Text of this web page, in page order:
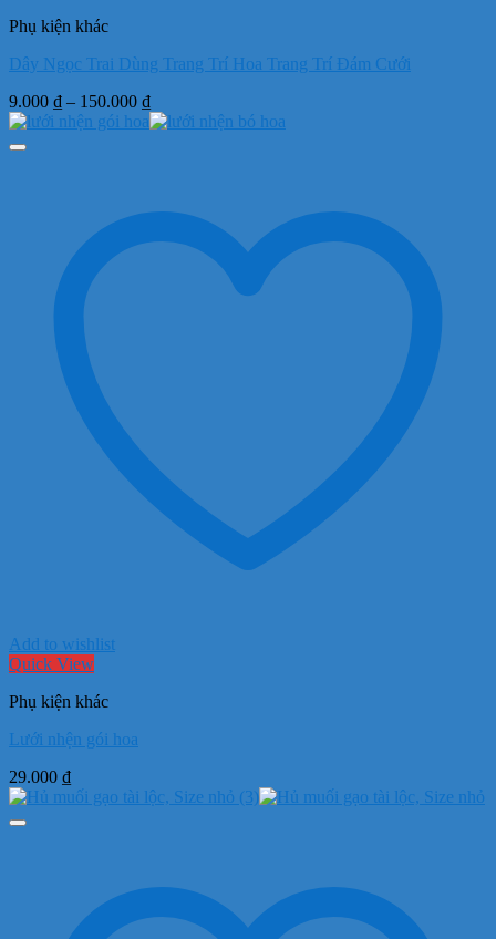
Phụ kiện khác
Dây Ngọc Trai Dùng Trang Trí Hoa Trang Trí Đám Cưới
9.000 ₫ – 150.000 ₫Khoảng
giá:
Add to wishlist
Quick View
Phụ kiện khác
Lưới nhện gói hoa
29.000 ₫